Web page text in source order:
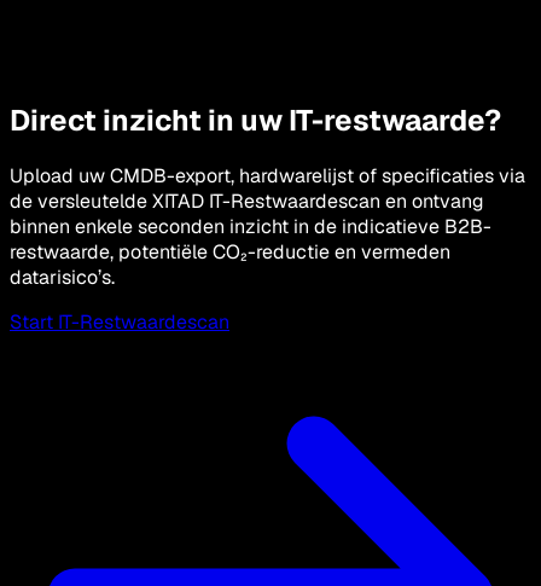
Direct inzicht in uw IT-restwaarde?
Upload uw CMDB-export, hardwarelijst of specificaties via
de versleutelde XITAD IT-Restwaardescan en ontvang
binnen enkele seconden inzicht in de indicatieve B2B-
restwaarde, potentiële CO₂-reductie en vermeden
datarisico’s.
Start IT-Restwaardescan